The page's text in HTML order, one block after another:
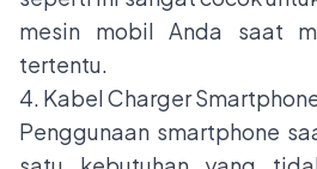
mesin mobil Anda saat
tertentu.
4. Kabel Charger
Penggunaan smartphone